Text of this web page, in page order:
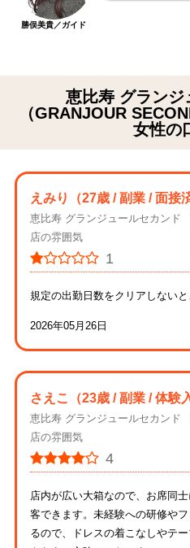
勝俣美貴／ガイド
恵比寿 グランジ
（GRANJOUR
女性の
えみり （27歳 / 副業 / 面接
恵比寿 グランジュールセカンド
店の雰囲気
1
規定の出勤日数をクリアしないと
2026年05月26日
さえこ （23歳 / 副業 / 体験
恵比寿 グランジュールセカンド
店の雰囲気
4
店内が広い大箱なので、お席同
客できます。未経験への研修や
るので、ドレスの着こなしやテ